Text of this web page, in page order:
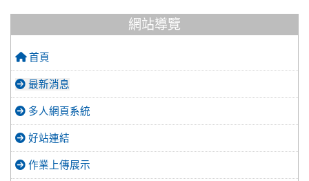
網站導覽
首頁
最新消息
多人網頁系統
好站連結
作業上傳展示